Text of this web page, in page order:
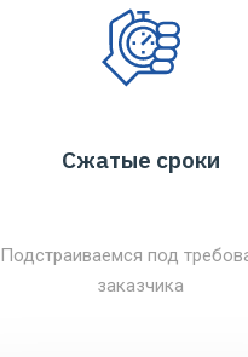
Сжатые сроки
Подстраиваемся под
заказчика